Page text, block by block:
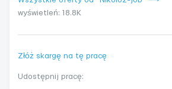
wyświetleń: 18.8K
Złóż skargę na tę pracę
Udostępnij pracę: